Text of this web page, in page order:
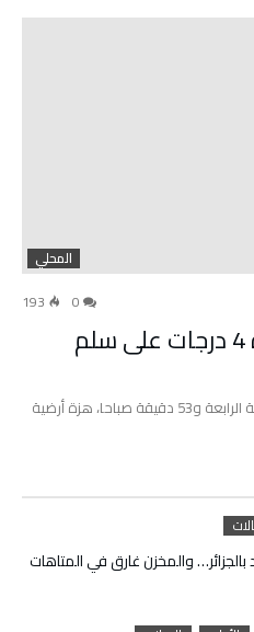
المحلي
193
جيجل: هزة أرضية بقوة 4 درجات على سلم
سجلت، اليوم الثلاثاء، في حدود الساعة الرابعة و53 دقيقة صباحا، هزة أرضية
والمخزن غارق في المتاهات